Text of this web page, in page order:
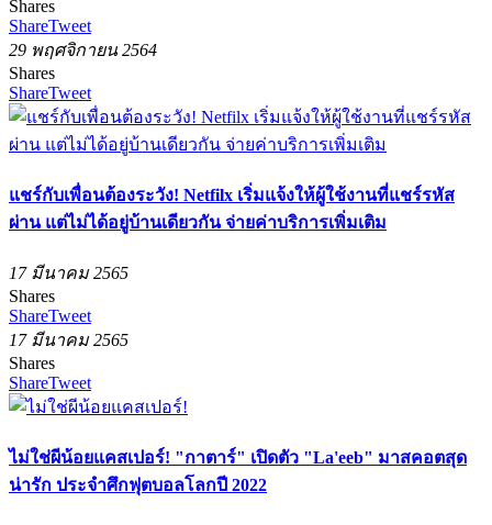
Shares
ShareTweet
29 พฤศจิกายน 2564
Shares
ShareTweet
แชร์กับเพื่อนต้องระวัง! Netfilx เริ่มแจ้งให้ผู้ใช้งานที่แชร์รหัส
ผ่าน แต่ไม่ได้อยู่บ้านเดียวกัน จ่ายค่าบริการเพิ่มเติม
17 มีนาคม 2565
Shares
ShareTweet
17 มีนาคม 2565
Shares
ShareTweet
ไม่ใช่ผีน้อยแคสเปอร์! "กาตาร์" เปิดตัว "La'eeb" มาสคอตสุด
น่ารัก ประจำศึกฟุตบอลโลกปี 2022